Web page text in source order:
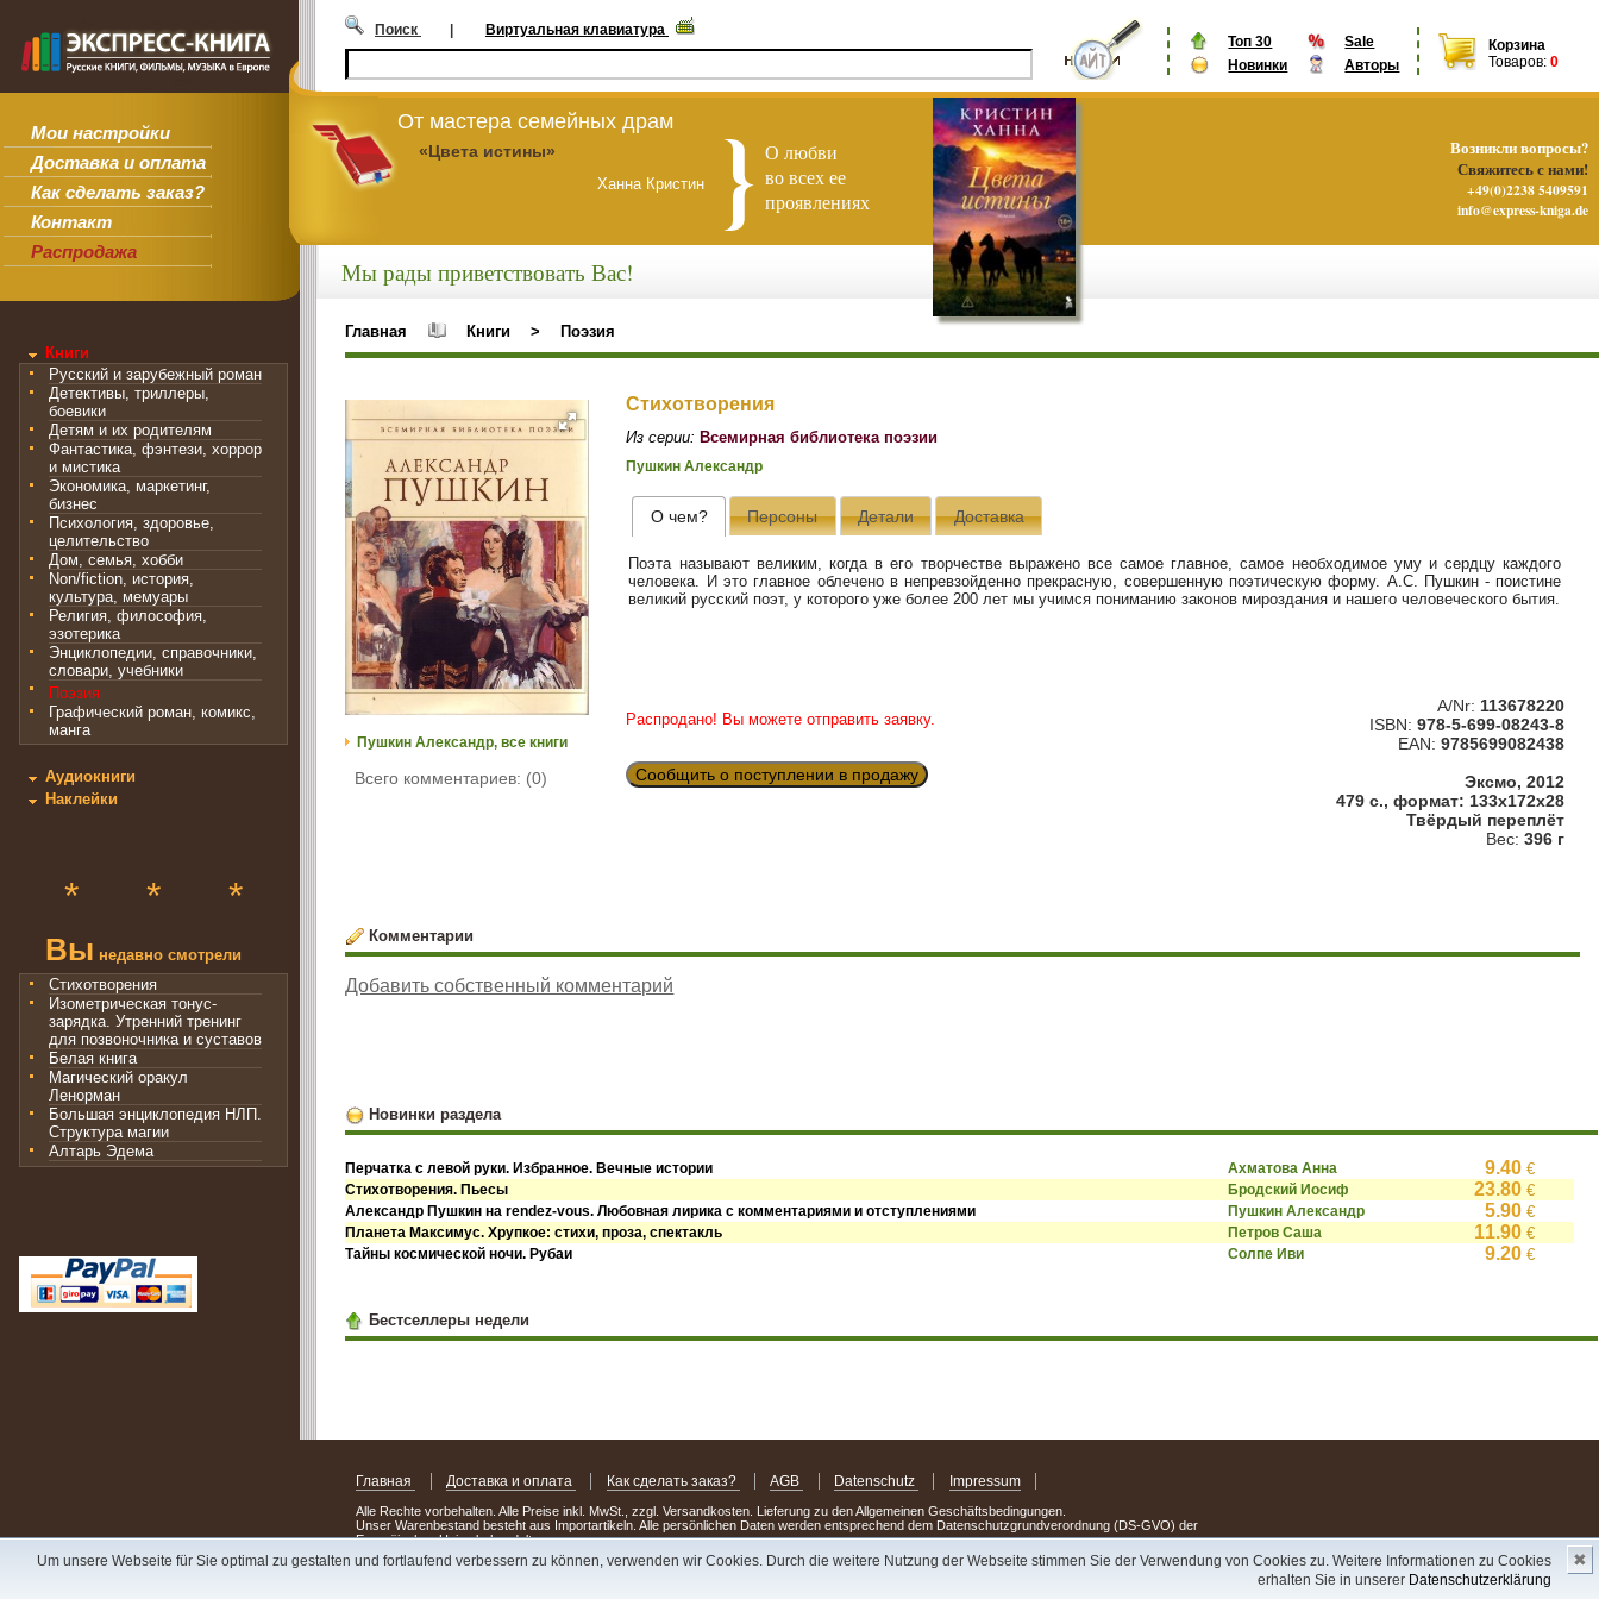
Um unsere Webseite für Sie optimal zu gestalten und fortlaufend verbessern zu können, verwenden wir Cookies. Durch die weitere Nutzung der Webseite stimmen Sie der Verwendung von Cookies zu. Weitere Informationen zu Cookies
erhalten Sie in unserer Datenschutzerklärung
✖
Мои настройки
Доставка и оплата
Как сделать заказ?
Контакт
Распродажа
Топ 30
Sale
Новинки
Авторы
Корзина
Товаров: 0
Поиск | Виртуальная клавиатура
От мастера семейных драм
«Цвета истины»
Ханна Кристин
О любви
во всех ее
проявлениях
Книги
Русский и зарубежный роман
Детективы, триллеры,
боевики
Детям и их родителям
Фантастика, фэнтези, хоррор
и мистика
Экономика, маркетинг,
бизнес
Психология, здоровье,
целительство
Дом, семья, хобби
Non/fiction, история,
культура, мемуары
Религия, философия,
эзотерика
Энциклопедии, справочники,
словари, учебники
Поэзия
Графический роман, комикс,
манга
Аудиокниги
Наклейки
* * *
Вы недавно смотрели
Стихотворения
Изометрическая тонус-
зарядка. Утренний тренинг
для позвоночника и суставов
Белая книга
Магический оракул
Ленорман
Большая энциклопедия НЛП.
Структура магии
Алтарь Эдема
Мы рады приветствовать Вас!
Главная Книги > Поэзия
Пушкин Александр, все книги
Всего комментариев: (0)
Стихотворения
Из серии: Всемирная библиотека поэзии
Пушкин Александр
О чем? Персоны Детали Доставка
Поэта называют великим, когда в его творчестве выражено все самое главное, самое необходимое уму и сердцу каждого
человека. И это главное облечено в непревзойденно прекрасную, совершенную поэтическую форму. А.С. Пушкин - поистине
великий русский поэт, у которого уже более 200 лет мы учимся пониманию законов мироздания и нашего человеческого бытия.
Распродано! Вы можете отправить заявку.
Сообщить о поступлении в продажу
A/Nr: 113678220
ISBN: 978-5-699-08243-8
EAN: 9785699082438
Эксмо, 2012
479 с., формат: 133x172x28
Твёрдый переплёт
Вес: 396 г
Комментарии
Добавить собственный комментарий
Новинки раздела
Перчатка с левой руки. Избранное. Вечные истории Ахматова Анна 9.40€
Стихотворения. Пьесы Бродский Иосиф 23.80€
Александр Пушкин на rendez-vous. Любовная лирика с комментариями и отступлениями Пушкин Александр 5.90€
Планета Максимус. Хрупкое: стихи, проза, спектакль Петров Саша 11.90€
Тайны космической ночи. Рубаи Солпе Иви 9.20€
Бестселлеры недели
Главная Доставка и оплата Как сделать заказ? AGB Datenschutz Impressum
Alle Rechte vorbehalten. Alle Preise inkl. MwSt., zzgl. Versandkosten. Lieferung zu den Allgemeinen Geschäftsbedingungen.
Unser Warenbestand besteht aus Importartikeln. Alle persönlichen Daten werden entsprechend dem Datenschutzgrundverordnung (DS-GVO) der
Europäischen Union behandelt.
Сделав заказ сегодня, уже через день или два Вы можете стать обладателем НОВИНКИ из Германии ! Удачного поиска!
Copyright 2003 - 2023 © Express-Kniga
Разработка:V.A.Vorobiev
Возникли вопросы?
Свяжитесь с нами!
+49(0)2238 5409591
info@express-kniga.de